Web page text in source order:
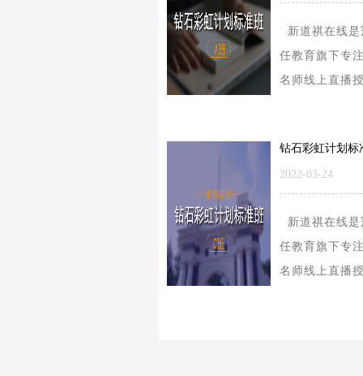
新道祺在线是
任教育旗下专
名师线上直播
研公共课、考
2022-03-24
新道祺在线是
任教育旗下专
名师线上直播